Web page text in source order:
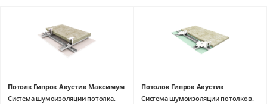
Потолк Гипрок Акустик Максимум
Система шумоизоляции потолка.
Потолок Гипрок Акустик
Система шумоизоляции потолков.